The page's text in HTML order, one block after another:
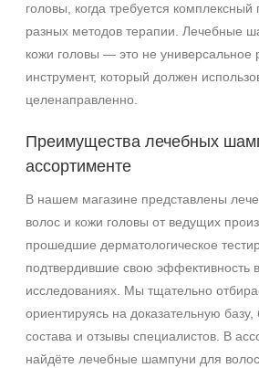
головы, когда требуется
разных методов терапии. Лечебные
кожи головы — это не универсальное
инструмент, который должен
целенаправленно.
Преимущества лечебных
ассортименте
В нашем магазине представлены
волос и кожи головы от ведущих
прошедшие дерматологическое
подтвердившие свою эффективность
исследованиях. Мы тщательно
ориентируясь на доказательную базу,
состава и отзывы специалистов. В
найдёте лечебные шампуни для
+7 (495) 640-58-
+7 (929) 933-09-